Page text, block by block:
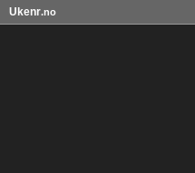
Ukenr.no